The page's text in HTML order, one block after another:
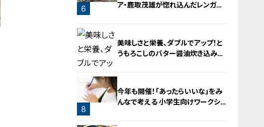
5
6
ア・鹿取茂雄が惚れ込んだレンガの
美味しさと栄養、ダブルでアップ！と
うもろこしのバター醤油炊き込みご
8
今年も開催！「あったらいいな」をみ
んなで考える 小学生向けワークショ